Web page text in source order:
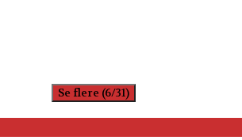
Se flere (6/31)